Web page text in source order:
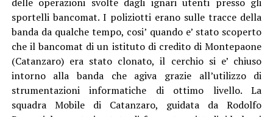
sportelli bancomat. I poliziotti erano sulle tracce della
banda da qualche tempo, cosi’ quando e’ stato scoperto
che il bancomat di un istituto di credito di Montepaone
(Catanzaro) era stato clonato, il cerchio si e’ chiuso
intorno alla banda che agiva grazie all’utilizzo di
strumentazioni informatiche di ottimo livello. La
squadra Mobile di Catanzaro, guidata da Rodolfo